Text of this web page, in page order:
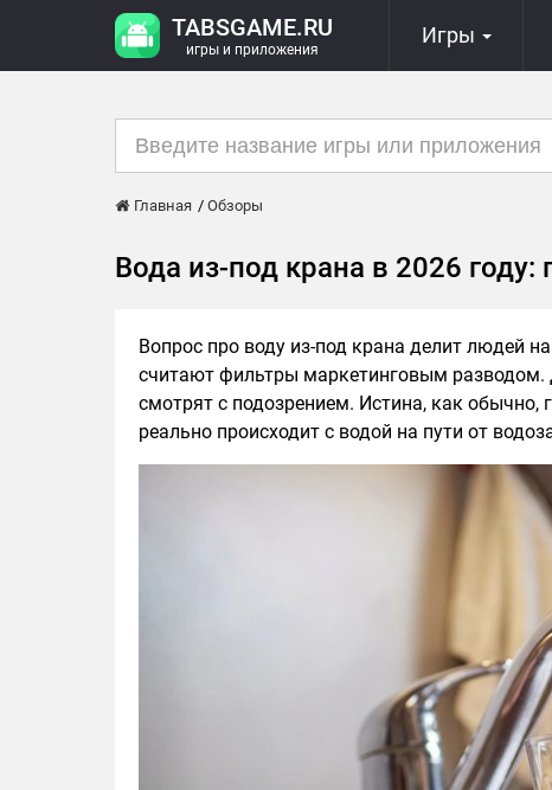
TABSGAME.RU
игры и приложения
Игры
Главная Обзоры
Вода из-под крана в 2026
Вопрос про воду из-под крана делит людей
считают фильтры маркетинговым
смотрят с подозрением. Истина, как обычно,
реально происходит с водой на пути от